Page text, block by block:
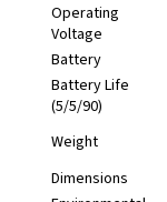
Operating
Voltage
Battery
Battery Life
(5/5/90)
Weight
Dimensions